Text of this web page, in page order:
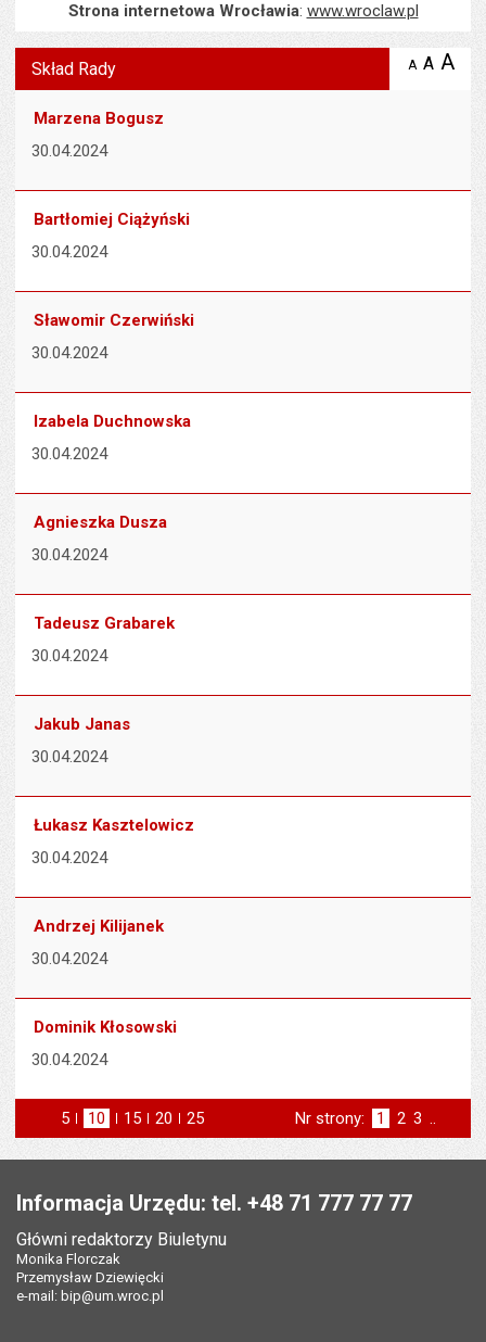
Strona internetowa Wrocławia: www.wroclaw.pl
Skład Rady A zmniejsz
A A
Marzena Bogusz
30.04.2024
Bartłomiej Ciążyński
30.04.2024
Sławomir Czerwiński
30.04.2024
Izabela Duchnowska
30.04.2024
Agnieszka Dusza
30.04.2024
Tadeusz Grabarek
30.04.2024
Jakub Janas
30.04.2024
Łukasz Kasztelowicz
30.04.2024
Andrzej Kilijanek
30.04.2024
Dominik Kłosowski
30.04.2024
5 elementów na stronie
10 elementów
na stronie
15 elementów
na stronie
20 elementów
na stronie
25
na stronie
Nr strony: Strona
1 Strona
2 Strona
3 ..
Informacja Urzędu: tel. +48 71 777 77 77
Główni redaktorzy Biuletynu
Monika Florczak
Przemysław Dziewięcki
e-mail: bip@um.wroc.pl